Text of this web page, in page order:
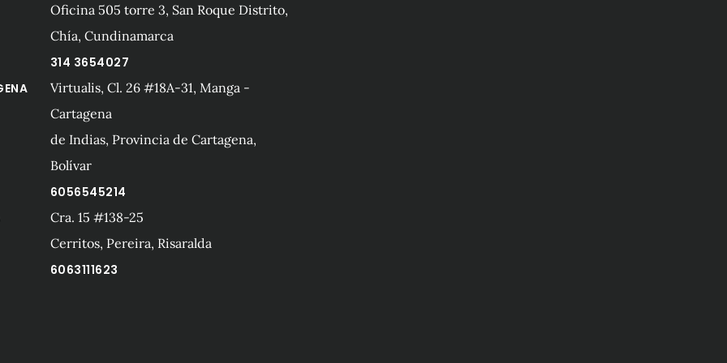
Oficina 505 torre 3, San Roque Distrito,
Chía, Cundinamarca
314 3654027
Virtualis, Cl. 26 #18A-31, Manga -
Cartagena
de Indias, Provincia de Cartagena,
Bolívar
6056545214
Cra. 15 #138-25
Cerritos, Pereira, Risaralda
6063111623